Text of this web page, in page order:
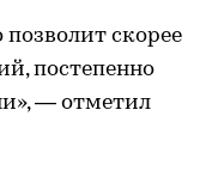
скорее
постепенно
— отметил